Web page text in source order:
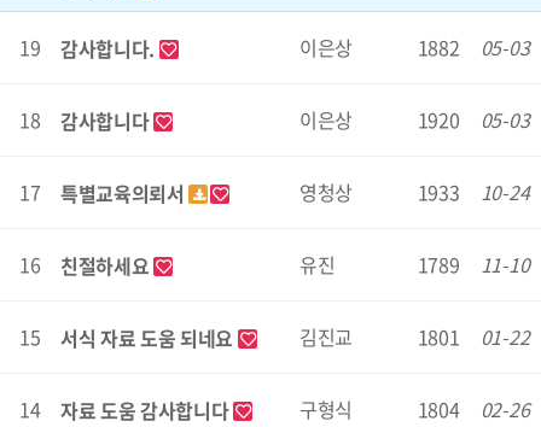
19 감사합니다. 이은상 1882 05-03
18 감사합니다 이은상 1920 05-03
17 특별교육의뢰서 영청상 1933 10-24
16 친절하세요 유진 1789 11-10
15 서식 자료 도움 되네요 김진교 1801 01-22
14 자료 도움 감사합니다 구형식 1804 02-26